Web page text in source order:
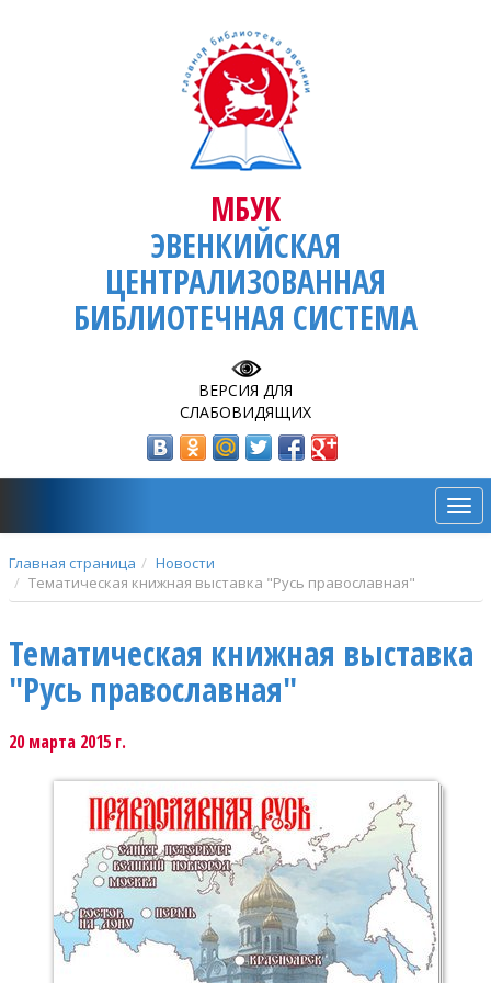
МБУК
ЭВЕНКИЙСКАЯ
ЦЕНТРАЛИЗОВАННАЯ
БИБЛИОТЕЧНАЯ СИСТЕМА
ВЕРСИЯ ДЛЯ
СЛАБОВИДЯЩИХ
Главная страница
Новости
Тематическая книжная выставка "Русь православная"
Тематическая книжная выставка
"Русь православная"
20 марта 2015 г.